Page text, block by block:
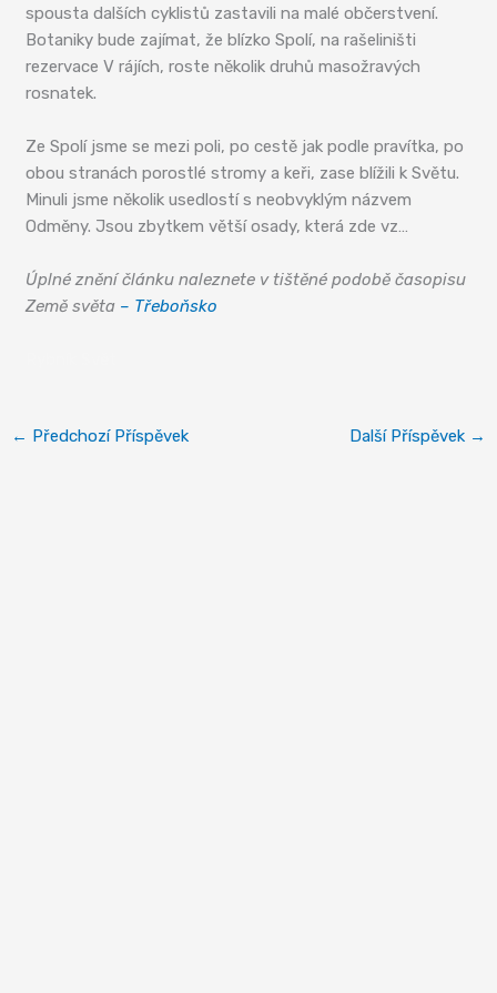
spousta dalších cyklistů zastavili na malé občerstvení.
Botaniky bude zajímat, že blízko Spolí, na rašeliništi
rezervace V rájích, roste několik druhů masožravých
rosnatek.
Ze Spolí jsme se mezi poli, po cestě jak podle pravítka, po
obou stranách porostlé stromy a keři, zase blížili k Světu.
Minuli jsme několik usedlostí s neobvyklým názvem
Odměny. Jsou zbytkem větší osady, která zde vz…
Úplné znění článku naleznete v tištěné podobě časopisu
Země světa – Třeboňsko
← Předchozí Příspěvek Další Příspěvek →